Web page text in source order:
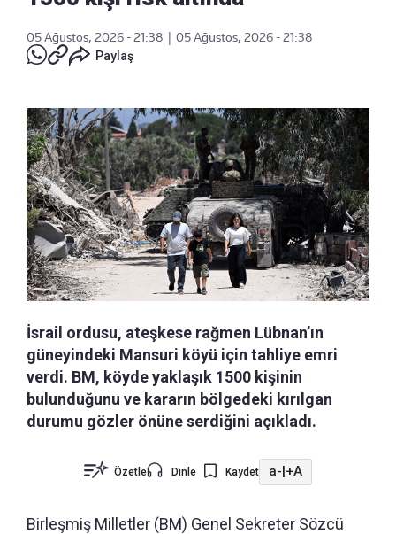
05 Ağustos, 2026 - 21:38 | 05 Ağustos, 2026 - 21:38
Paylaş
İsrail ordusu, ateşkese rağmen Lübnan’ın
güneyindeki Mansuri köyü için tahliye emri
verdi. BM, köyde yaklaşık 1500 kişinin
bulunduğunu ve kararın bölgedeki kırılgan
durumu gözler önüne serdiğini açıkladı.
Özetle Dinle Kaydet a-|+A
Birleşmiş Milletler (BM) Genel Sekreter Sözcü